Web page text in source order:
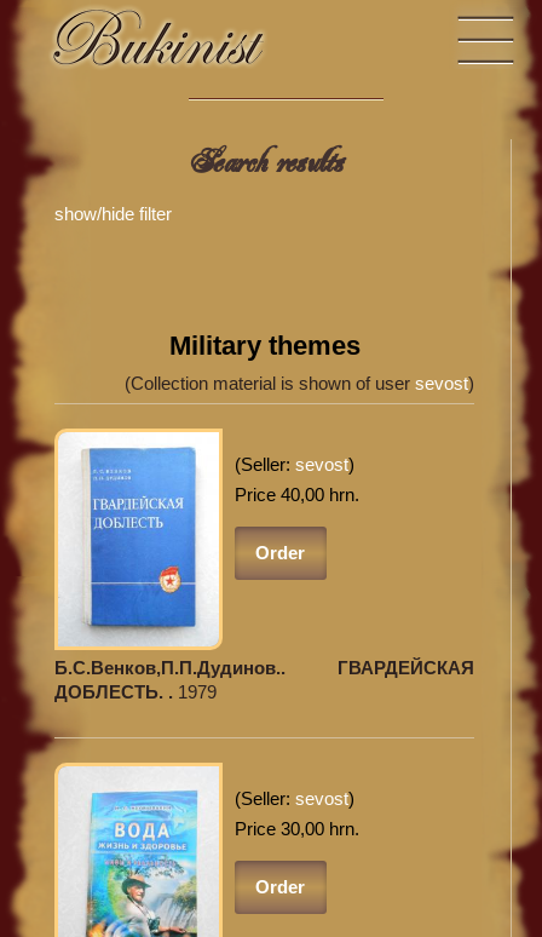
Search results
show/hide filter
Military themes
(Collection material is shown of user sevost)
(Seller: sevost)
Price 40,00 hrn.
Order
Б.С.Венков,П.П.Дудинов.. ГВАРДЕЙСКАЯ
ДОБЛЕСТЬ. . 1979
(Seller: sevost)
Price 30,00 hrn.
Order